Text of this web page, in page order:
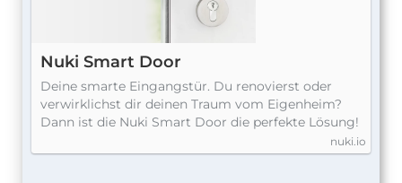
Nuki Smart Door
Deine smarte Eingangstür. Du renovierst oder
verwirklichst dir deinen Traum vom Eigenheim?
Dann ist die Nuki Smart Door die perfekte Lösung!
nuki.io